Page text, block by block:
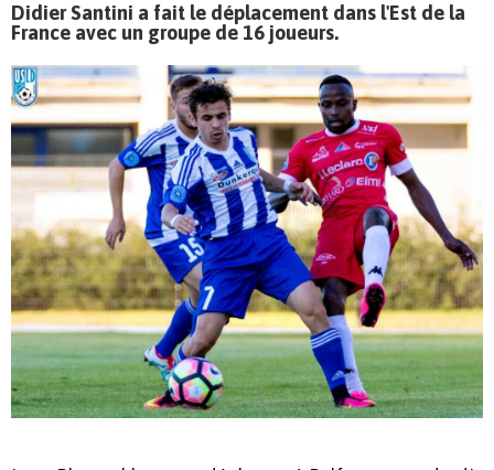
Didier Santini a fait le déplacement dans l'Est de la
France avec un groupe de 16 joueurs.